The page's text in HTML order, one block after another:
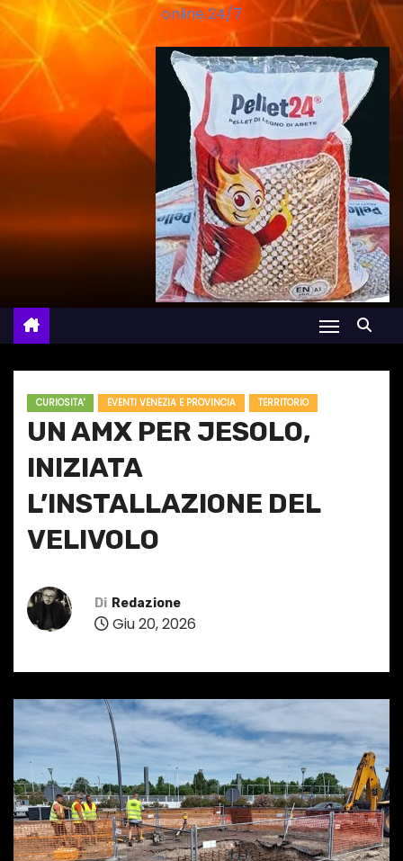
online 24/7
CURIOSITA' EVENTI VENEZIA E PROVINCIA TERRITORIO
UN AMX PER JESOLO,
INIZIATA
L’INSTALLAZIONE DEL
VELIVOLO
Di Redazione
Giu 20, 2026